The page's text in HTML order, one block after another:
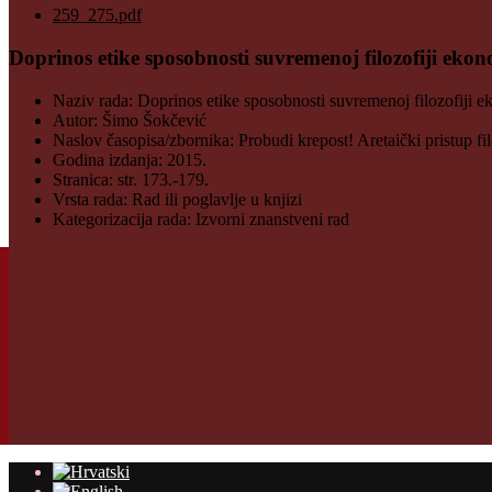
259_275.pdf
Doprinos etike sposobnosti suvremenoj filozofiji
Naziv rada: Doprinos etike sposobnosti suvremenoj filozofiji
Autor: Šimo Šokčević
Naslov časopisa/zbornika: Probudi krepost! Aretaički pristup
Godina izdanja: 2015.
Stranica: str. 173.-179.
Vrsta rada: Rad ili poglavlje u knjizi
Kategorizacija rada: Izvorni znanstveni rad